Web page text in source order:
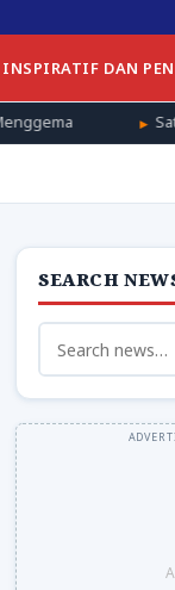
INSPIRATIF DAN
PRR Pacu
SEARCH
Search
for: